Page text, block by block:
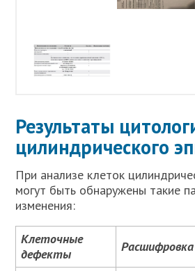
Результаты
цилиндрического
При анализе клеток
могут быть обнаружены такие
изменения:
Клеточные
дефекты
Расшифровка